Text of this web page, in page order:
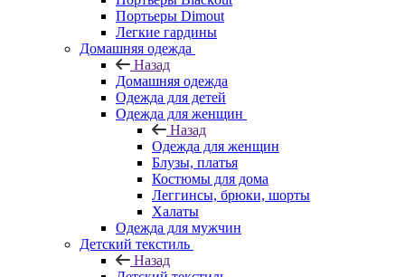
Портьеры Dimout
Легкие гардины
Домашняя одежда
Назад
Домашняя одежда
Одежда для детей
Одежда для женщин
Назад
Одежда для женщин
Блузы, платья
Костюмы для дома
Леггинсы, брюки, шорты
Халаты
Одежда для мужчин
Детский текстиль
Назад